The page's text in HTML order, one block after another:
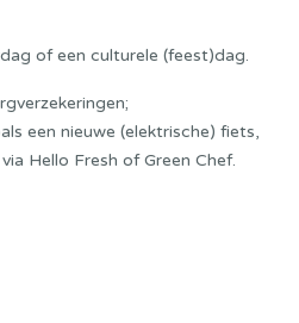
of een culturele (feest)dag.
een nieuwe (elektrische) fiets,
Hello Fresh of Green Chef.